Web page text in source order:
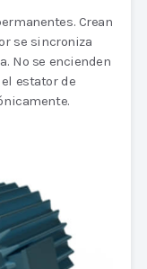
Crean
se sincroniza
No se encienden
estator de